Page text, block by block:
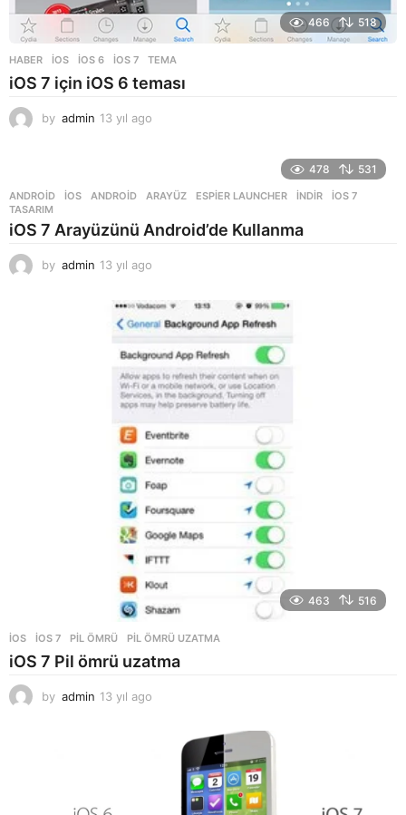
466 518
HABER ,İOS IOS 6 ,IOS 7 ,TEMA
iOS 7 için iOS 6 teması
by admin 13 yıl ago
a
o
478 531
ANDROID ,İOS ANDROID ,ARAYÜZ ,ESPIER LAUNCHER ,INDIR ,IOS 7
TASARIM
iOS 7 Arayüzünü Android’de Kullanma
by admin 13 yıl ago
a
o
463 516
İOS IOS 7 ,PIL ÖMRÜ ,PIL ÖMRÜ UZATMA
iOS 7 Pil ömrü uzatma
by admin 13 yıl ago